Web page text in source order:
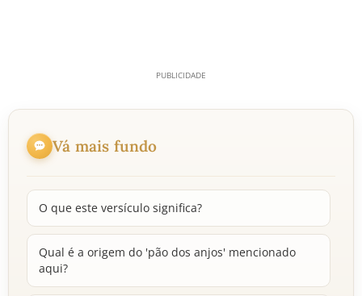
Vá mais fundo
O que este versículo significa?
Qual é a origem do 'pão dos anjos' mencionado
aqui?